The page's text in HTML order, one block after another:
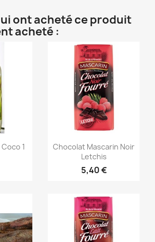
ont acheté ce produit
acheté :
1
Aperçu rapide
Chocolat Mascarin Noir
Letchis
5,40 €